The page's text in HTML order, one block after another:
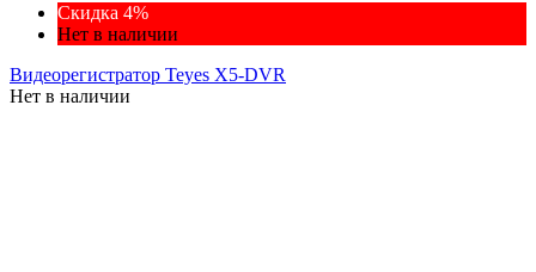
Скидка 4%
Нет в наличии
Видеорегистратор Teyes X5-DVR
Нет в наличии